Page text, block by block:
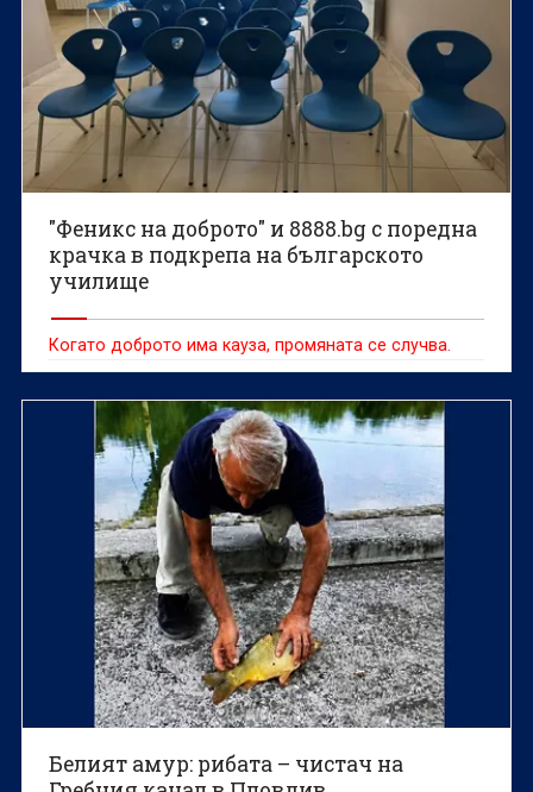
"Феникс на доброто" и 8888.bg с поредна
крачка в подкрепа на българското
училище
Когато доброто има кауза, промяната се случва.
Белият амур: рибата – чистач на